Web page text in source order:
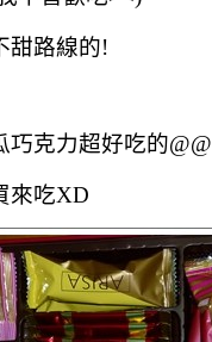
甜路線的!
巧克力超好吃的@@
來吃XD